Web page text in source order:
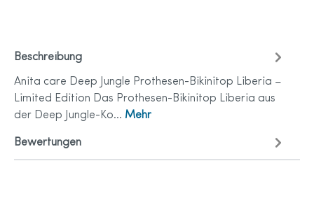
Beschreibung
Anita care Deep Jungle Prothesen-Bikinitop Liberia –
Limited Edition Das Prothesen-Bikinitop Liberia aus
der Deep Jungle-Ko… Mehr
Bewertungen